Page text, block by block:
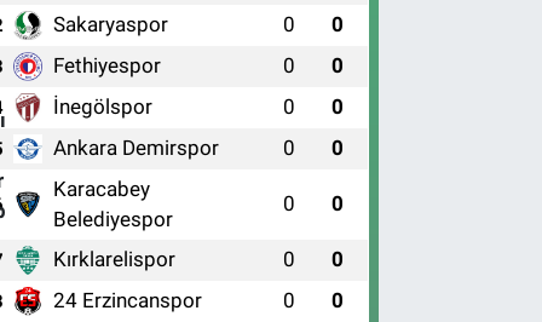
Sakaryaspor 0 0
Fethiyespor 0 0
İnegölspor 0 0
Ankara Demirspor 0 0
Karacabey
Belediyespor
0 0
Kırklarelispor 0 0
24 Erzincanspor 0 0